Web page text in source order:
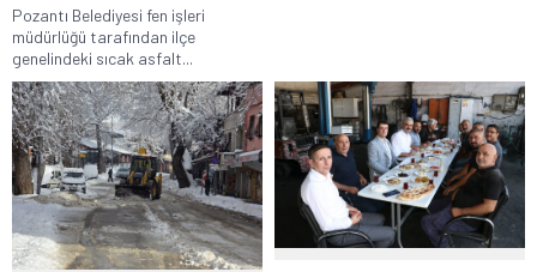
Pozantı Belediyesi fen işleri
müdürlüğü tarafından ilçe
genelindeki sıcak asfalt...